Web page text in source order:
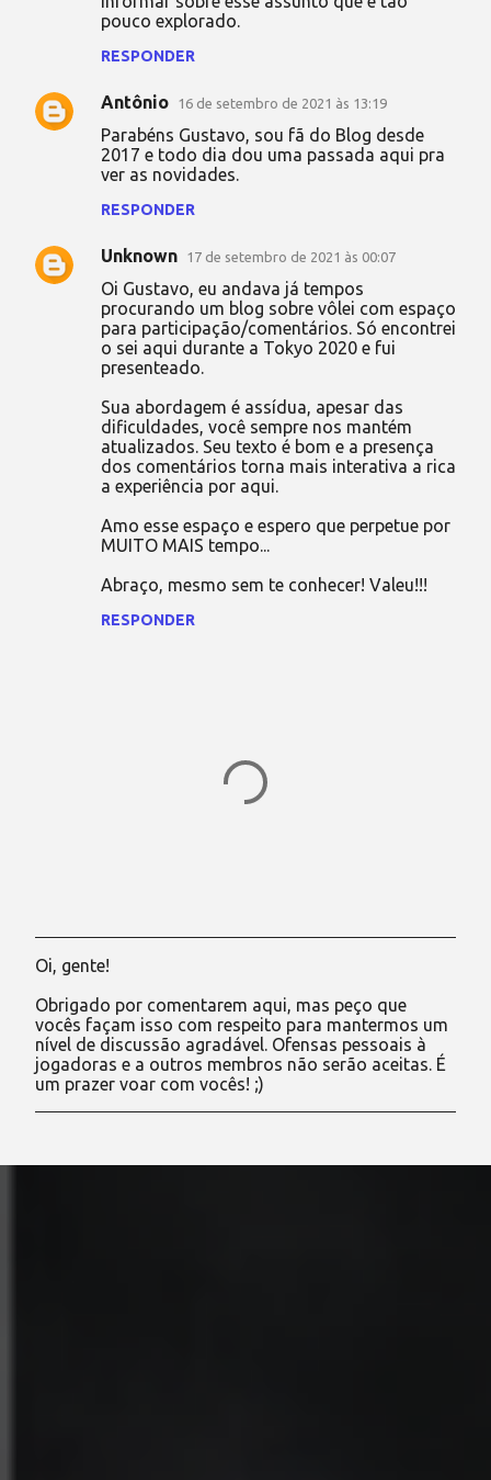
pouco explorado.
RESPONDER
Antônio 16 de setembro de 2021 às 13:19
Parabéns Gustavo, sou fã do Blog desde
2017 e todo dia dou uma passada aqui pra
ver as novidades.
RESPONDER
Unknown 17 de setembro de 2021 às 00:07
Oi Gustavo, eu andava já tempos
procurando um blog sobre vôlei com espaço
para participação/comentários. Só encontrei
o sei aqui durante a Tokyo 2020 e fui
presenteado.
Sua abordagem é assídua, apesar das
dificuldades, você sempre nos mantém
atualizados. Seu texto é bom e a presença
dos comentários torna mais interativa a rica
a experiência por aqui.
Amo esse espaço e espero que perpetue por
MUITO MAIS tempo...
Abraço, mesmo sem te conhecer! Valeu!!!
RESPONDER
P
s
t
a
r
u
m
m
Oi, gente!
Obrigado por comentarem aqui, mas peço que
vocês façam isso com respeito para mantermos um
nível de discussão agradável. Ofensas pessoais à
jogadoras e a outros membros não serão aceitas. É
um prazer voar com vocês! ;)